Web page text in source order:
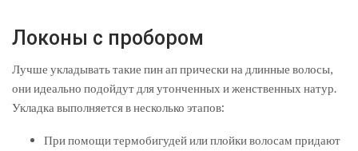
Локоны с пробором
Лучше укладывать такие пин ап прически на длинные волосы,
они идеально подойдут для утонченных и женственных натур.
Укладка выполняется в несколько этапов:
При помощи термобигудей или плойки волосам придают